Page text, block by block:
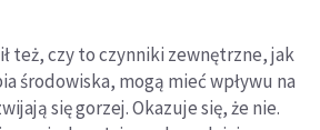
też, czy to czynniki zewnętrzne, jak
środowiska, mogą mieć wpływu na
się gorzej. Okazuje się, że nie.